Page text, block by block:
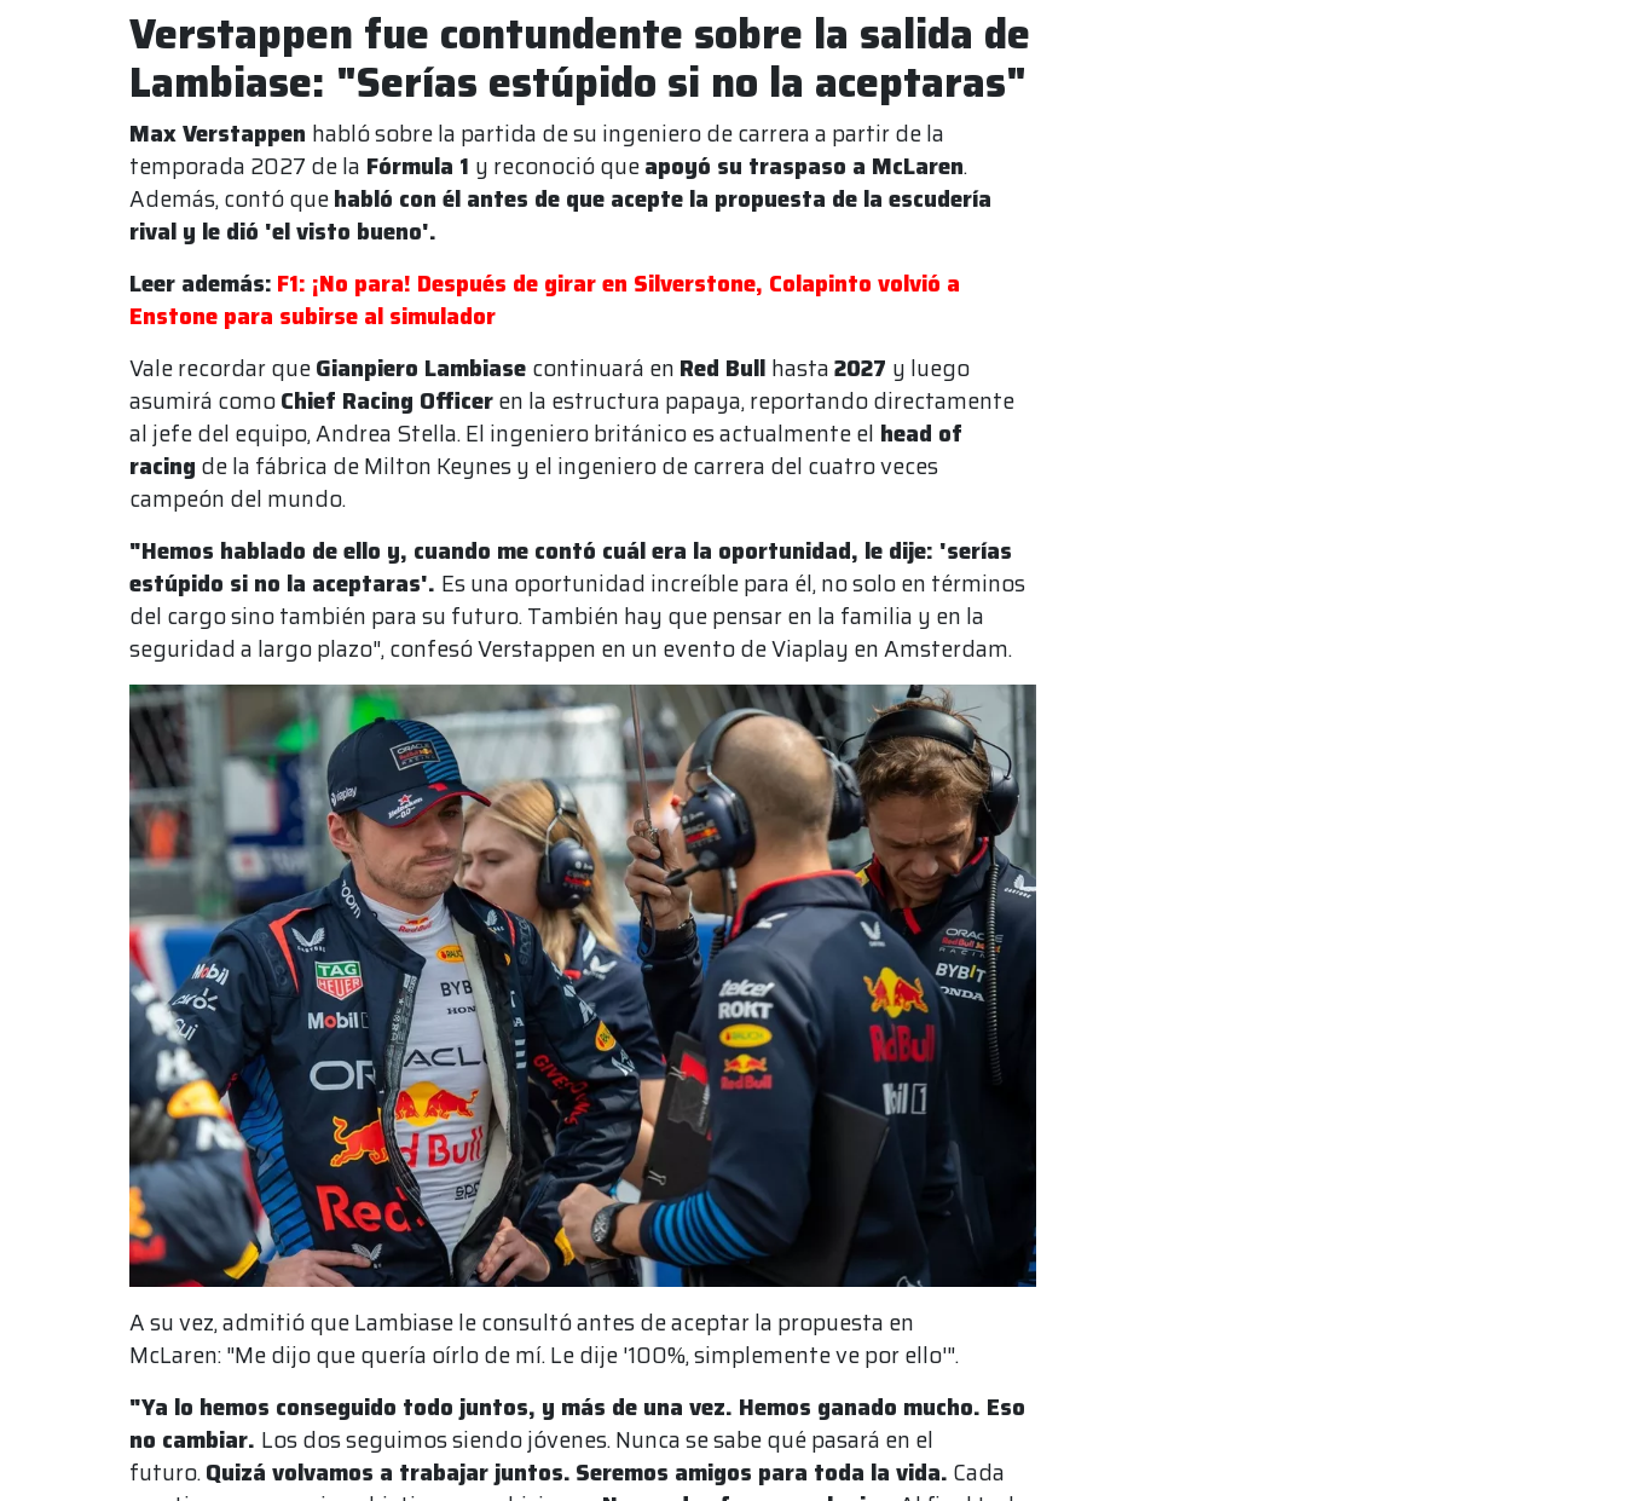
Verstappen fue contundente sobre la salida de
Lambiase: "Serías estúpido si no la aceptaras"
Max Verstappen habló sobre la partida de su ingeniero de carrera a partir de la
temporada 2027 de la Fórmula 1 y reconoció queapoyó su traspaso a McLaren.
Además, contó quehabló con él antes de que acepte la propuesta de la escudería
rival y le dió 'el visto bueno'.
Leer además: F1: ¡No para! Después de girar en Silverstone, Colapinto volvió a
Enstone para subirse al simulador
Vale recordar queGianpiero Lambiase continuará en Red Bull hasta2027 y luego
asumirá comoChief Racing Officeren la estructura papaya, reportando directamente
al jefe del equipo, Andrea Stella. El ingeniero británico es actualmente el head of
racing de la fábrica de Milton Keynes y el ingeniero de carrera del cuatro veces
campeón del mundo.
"Hemos hablado de ello y, cuando me contó cuál era la oportunidad, le dije: 'serías
estúpido si no la aceptaras'. Es una oportunidad increíble para él, no solo en términos
del cargo sino también para su futuro. También hay que pensar en la familia y en la
seguridad a largo plazo", confesó Verstappen en un evento de Viaplay en Amsterdam.
A su vez, admitió que Lambiase le consultó antes de aceptar la propuesta en
McLaren: "Me dijo que quería oírlo de mí. Le dije '100%, simplemente ve por ello'".
"Ya lo hemos conseguido todo juntos, y más de una vez. Hemos ganado mucho. Eso
no cambiar. Los dos seguimos siendo jóvenes. Nunca se sabe qué pasará en el
futuro.Quizá volvamos a trabajar juntos. Seremos amigos para toda la vida. Cada